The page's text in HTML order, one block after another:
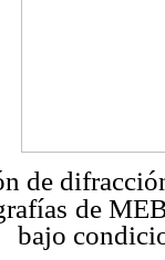
de
de
bajo